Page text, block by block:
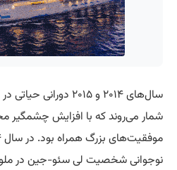
سال‌های ۲۰۱۴ و ۲۰۱۵
شمار می‌روند که با افزایش چشمگیر
نوجوانی شخصیت لی سئو-جین در